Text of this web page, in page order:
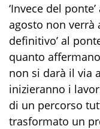
‘Invece del
agosto non verrà
definitivo’ al
quanto
non si darà il via
inizieranno i
di un percorso
trasformato un